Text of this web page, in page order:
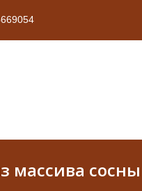
массива сосны